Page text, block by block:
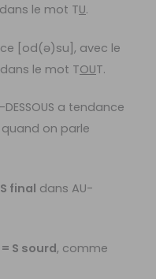
le mot TU.
[od(ə)su], avec le
le mot TOUT.
DESSOUS a tendance
quand on parle
final dans AU-
= S sourd, comme